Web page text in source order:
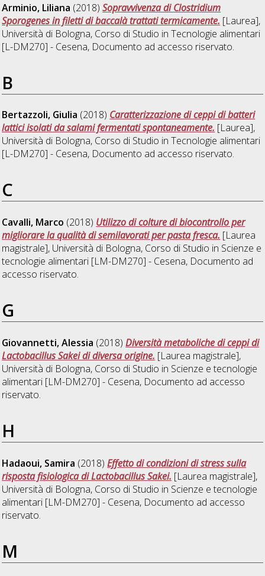
Arminio, Liliana (2018)Sopravvivenza di Clostridium
Sporogenes in filetti di baccalà trattati termicamente. [Laurea],
Università di Bologna, Corso di Studio inTecnologie alimentari
[L-DM270] - Cesena, Documento ad accesso riservato.
B
Bertazzoli, Giulia (2018) Caratterizzazione di ceppi di batteri
lattici isolati da salami fermentati spontaneamente. [Laurea],
Università di Bologna, Corso di Studio inTecnologie alimentari
[L-DM270] - Cesena, Documento ad accesso riservato.
C
Cavalli, Marco (2018) Utilizzo di colture di biocontrollo per
migliorare la qualità di semilavorati per pasta fresca. [Laurea
magistrale], Università di Bologna, Corso di Studio in Scienze e
tecnologie alimentari [LM-DM270] - Cesena, Documento ad
accesso riservato.
G
Giovannetti, Alessia (2018)Diversità metaboliche di ceppi di
Lactobacillus Sakei di diversa origine. [Laurea magistrale],
Università di Bologna, Corso di Studio in Scienze e tecnologie
alimentari [LM-DM270] - Cesena, Documento ad accesso
riservato.
H
Hadaoui, Samira (2018)Effetto di condizioni di stress sulla
risposta fisiologica di Lactobacillus Sakei. [Laurea magistrale],
Università di Bologna, Corso di Studio in Scienze e tecnologie
alimentari [LM-DM270] - Cesena, Documento ad accesso
riservato.
M